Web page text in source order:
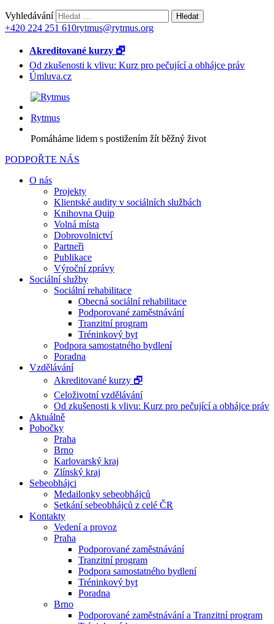
Vyhledávání
+420 224 251 610rytmus@rytmus.org
Akreditované kurzy 🗗
Od zkušenosti k vlivu: Kurz pro pečující a obhájce práv
Úmluva.cz
Rytmus
Pomáháme lidem s postižením žít běžný život
PODPOŘTE NÁS
O nás
Projekty
Klientské audity v sociálních službách
Knihovna Quip
Volná místa
Dobrovolnictví
Partneři
Publikace
Výroční zprávy
Sociální služby
Sociální rehabilitace
Obecná sociální rehabilitace
Podporované zaměstnávání
Tranzitní program
Tréninkový byt
Podpora samostatného bydlení
Poradna
Vzdělávání
Akreditované kurzy 🗗
Celoživotní vzdělávání
Od zkušenosti k vlivu: Kurz pro pečující a obhájce práv
Aktuálně
Pobočky
Praha
Brno
Karlovarský kraj
Zlínský kraj
Sebeobhájci
Medailonky sebeobhájců
Setkání sebeobhájců z celé ČR
Kontakty
Vedení a provoz
Praha
Podporované zaměstnávání
Tranzitní program
Podpora samostatného bydlení
Tréninkový byt
Poradna
Brno
Podporované zaměstnávání a Tranzitní program